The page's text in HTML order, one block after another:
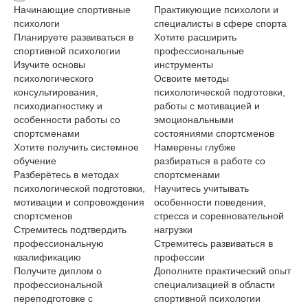
Начинающие спортивные
психологи
Планируете развиваться в
спортивной психологии
Изучите основы
психологического
консультирования,
психодиагностику и
особенности работы со
спортсменами
Хотите получить системное
обучение
Разберётесь в методах
психологической подготовки,
мотивации и сопровождения
спортсменов
Стремитесь подтвердить
профессиональную
квалификацию
Получите диплом о
профессиональной
переподготовке с
Практикующие психологи и
специалисты в сфере спорта
Хотите расширить
профессиональные
инструменты
Освоите методы
психологической подготовки,
работы с мотивацией и
эмоциональными
состояниями спортсменов
Намерены глубже
разбираться в работе со
спортсменами
Научитесь учитывать
особенности поведения,
стресса и соревновательной
нагрузки
Стремитесь развиваться в
профессии
Дополните практический опыт
специализацией в области
спортивной психологии